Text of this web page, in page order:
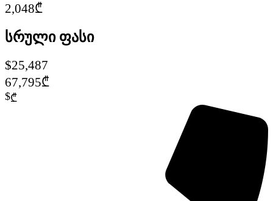
2,048₾
სრული ფასი
$25,487
67,795₾
$₾